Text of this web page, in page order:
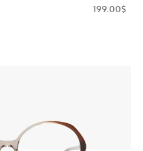
$199.00